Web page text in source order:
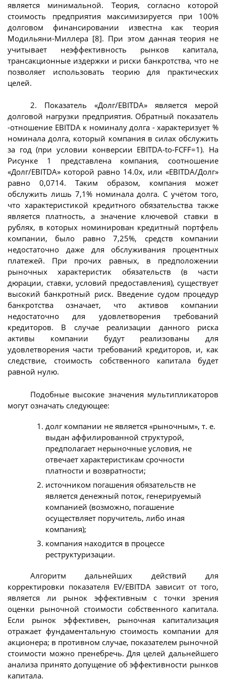
является минимальной. Теория, согласно которой
стоимость предприятия максимизируется при 100%
долговом финансировании известна как теория
Модильяни-Миллера [8]. При этом данная теория не
учитывает неэффективность рынков капитала,
трансакционные издержки и риски банкротства, что не
позволяет использовать теорию для практических
целей.
2. Показатель «Долг/EBITDA» является мерой
долговой нагрузки предприятия. Обратный показатель
-отношение EBITDA к номиналу долга - характеризует %
номинала долга, который компания в силах обслужить
за год (при условии конверсии EBITDA-to-FCFF=1). На
Рисунке 1 представлена компания, соотношение
«Долг/EBITDA» которой равно 14.0х, или «EBITDA/Долг»
равно 0,0714. Таким образом, компания может
обслужить лишь 7,1% номинала долга. С учётом того,
что характеристикой кредитного обязательства также
является платность, а значение ключевой ставки в
рублях, в которых номинирован кредитный портфель
компании, было равно 7,25%, средств компании
недостаточно даже для обслуживания процентных
платежей. При прочих равных, в предположении
рыночных характеристик обязательств (в части
дюрации, ставки, условий предоставления), существует
высокий банкротный риск. Введение судом процедур
банкротства означает, что активов компании
недостаточно для удовлетворения требований
кредиторов. В случае реализации данного риска
активы компании будут реализованы для
удовлетворения части требований кредиторов, и, как
следствие, стоимость собственного капитала будет
равной нулю.
Подобные высокие значения мультипликаторов
могут означать следующее:
долг компании не является «рыночным», т. е.
выдан аффилированной структурой,
предполагает нерыночные условия, не
отвечает характеристикам срочности
платности и возвратности;
источником погашения обязательств не
является денежный поток, генерируемый
компанией (возможно, погашение
осуществляет поручитель, либо иная
компания);
компания находится в процессе
реструктуризации.
Алгоритм дальнейших действий для
корректировки показателя EV/EBITDA зависит от того,
является ли рынок эффективным с точки зрения
оценки рыночной стоимости собственного капитала.
Если рынок эффективен, рыночная капитализация
отражает фундаментальную стоимость компании для
акционера; в противном случае, показателем рыночной
стоимости можно пренебречь. Для целей дальнейшего
анализа принято допущение об эффективности рынков
капитала.